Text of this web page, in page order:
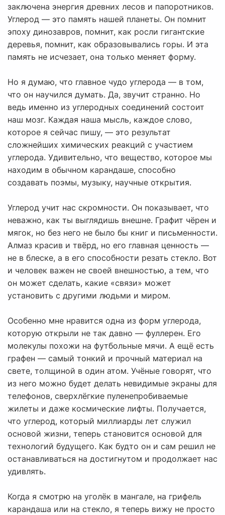
заключена энергия древних лесов и папоротников.
Углерод — это память нашей планеты. Он помнит
эпоху динозавров, помнит, как росли гигантские
деревья, помнит, как образовывались горы. И эта
память не исчезает, она только меняет форму.
Но я думаю, что главное чудо углерода — в том,
что он научился думать. Да, звучит странно. Но
ведь именно из углеродных соединений состоит
наш мозг. Каждая наша мысль, каждое слово,
которое я сейчас пишу, — это результат
сложнейших химических реакций с участием
углерода. Удивительно, что вещество, которое мы
находим в обычном карандаше, способно
создавать поэмы, музыку, научные открытия.
Углерод учит нас скромности. Он показывает, что
неважно, как ты выглядишь внешне. Графит чёрен и
мягок, но без него не было бы книг и письменности.
Алмаз красив и твёрд, но его главная ценность —
не в блеске, а в его способности резать стекло. Вот
и человек важен не своей внешностью, а тем, что
он может сделать, какие «связи» может
установить с другими людьми и миром.
Особенно мне нравится одна из форм углерода,
которую открыли не так давно — фуллерен. Его
молекулы похожи на футбольные мячи. А ещё есть
графен — самый тонкий и прочный материал на
свете, толщиной в один атом. Учёные говорят, что
из него можно будет делать невидимые экраны для
телефонов, сверхлёгкие пуленепробиваемые
жилеты и даже космические лифты. Получается,
что углерод, который миллиарды лет служил
основой жизни, теперь становится основой для
технологий будущего. Как будто он и сам решил не
останавливаться на достигнутом и продолжает нас
удивлять.
Когда я смотрю на уголёк в мангале, на грифель
карандаша или на стекло, я теперь вижу не просто